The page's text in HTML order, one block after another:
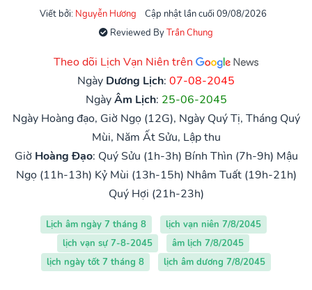
Viết bởi: Nguyễn Hương
Cập nhật lần cuối 09/08/2026
Reviewed ByTrần Chung
Theo dõi Lịch Vạn Niên trên
Ngày Dương Lịch: 07-08-2045
NgàyÂm Lịch: 25-06-2045
Ngày Hoàng đạo, Giờ Ngọ (12G), Ngày Quý Tị, Tháng Quý
Mùi, Năm Ất Sửu, Lập thu
Giờ Hoàng Đạo: Quý Sửu (1h-3h) Bính Thìn (7h-9h) Mậu
Ngọ (11h-13h) Kỷ Mùi (13h-15h) Nhâm Tuất (19h-21h)
Quý Hợi (21h-23h)
Lịch âm ngày 7 tháng 8
lịch vạn niên 7/8/2045
lịch vạn sự 7-8-2045
âm lịch 7/8/2045
lịch ngày tốt 7 tháng 8
lịch âm dương 7/8/2045